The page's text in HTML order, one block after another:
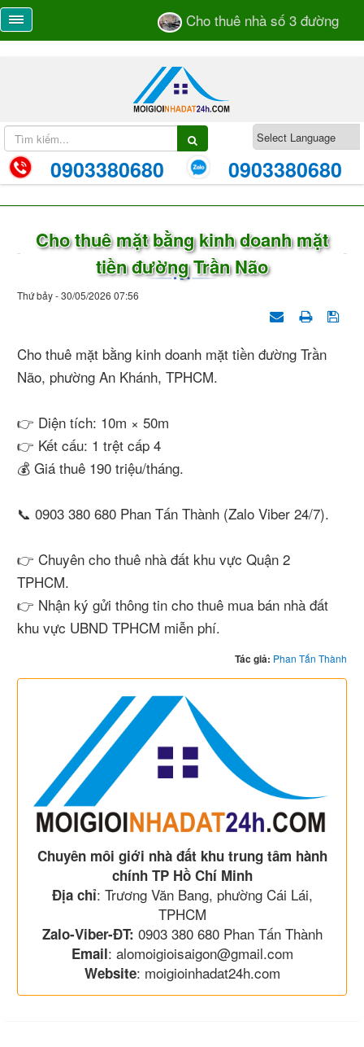
Cho thuê nhà số 3 đường 105
0903380680 0903380680
Cho thuê mặt bằng kinh doanh mặt
tiền đường Trần Não
Thứ bảy - 30/05/2026 07:56
Cho thuê mặt bằng kinh doanh mặt tiền đường Trần
Não, phường An Khánh, TPHCM.
👉 Diện tích: 10m × 50m
👉 Kết cấu: 1 trệt cấp 4
💰 Giá thuê 190 triệu/tháng.
📞 0903 380 680 Phan Tấn Thành (Zalo Viber 24/7).
👉 Chuyên cho thuê nhà đất khu vực Quận 2
TPHCM.
👉 Nhận ký gửi thông tin cho thuê mua bán nhà đất
khu vực UBND TPHCM miễn phí.
Tác giả: Phan Tấn Thành
Chuyên môi giới nhà đất khu trung tâm hành
chính TP Hồ Chí Minh
Địa chỉ: Trương Văn Bang, phường Cái Lái,
TPHCM
Zalo-Viber-ĐT: 0903 380 680 Phan Tấn Thành
Email: alomoigioisaigon@gmail.com
Website: moigioinhadat24h.com